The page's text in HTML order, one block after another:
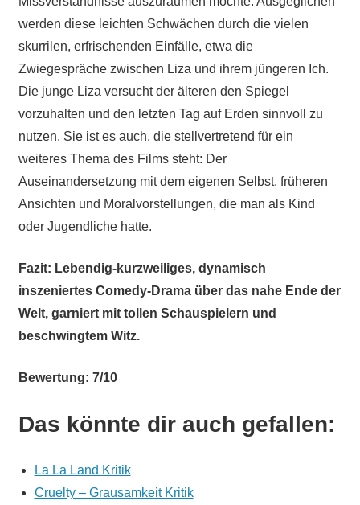
werden diese leichten Schwächen durch die vielen
skurrilen, erfrischenden Einfälle, etwa die
Zwiegespräche zwischen Liza und ihrem jüngeren Ich.
Die junge Liza versucht der älteren den Spiegel
vorzuhalten und den letzten Tag auf Erden sinnvoll zu
nutzen. Sie ist es auch, die stellvertretend für ein
weiteres Thema des Films steht: Der
Auseinandersetzung mit dem eigenen Selbst, früheren
Ansichten und Moralvorstellungen, die man als Kind
oder Jugendliche hatte.
Fazit: Lebendig-kurzweiliges, dynamisch
inszeniertes Comedy-Drama über das nahe Ende der
Welt, garniert mit tollen Schauspielern und
beschwingtem Witz.
Bewertung: 7/10
Das könnte dir auch gefallen:
La La Land Kritik
Cruelty – Grausamkeit Kritik